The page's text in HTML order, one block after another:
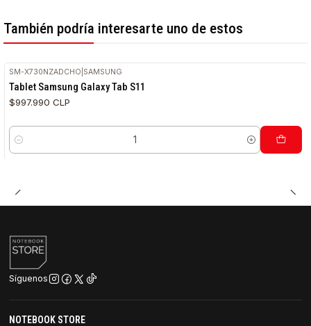
También podría interesarte uno de estos
SM-X730NZADCHO SAMSUNG
Tablet Samsung Galaxy Tab S11
$997.990 CLP
Cantidad
Síguenos
NOTEBOOK STORE